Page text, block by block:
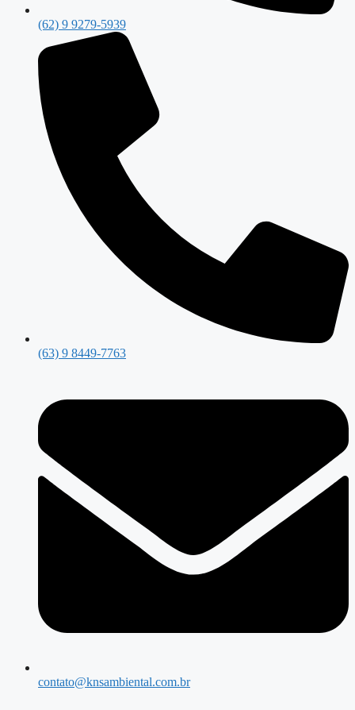
(62) 9 9279-5939
(63) 9 8449-7763
contato@knsambiental.com.br